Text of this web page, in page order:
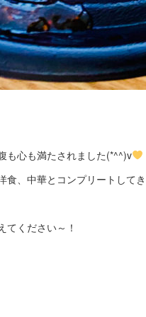
も心も満たされました(*^^)v
食、中華とコンプリートして
てください～！